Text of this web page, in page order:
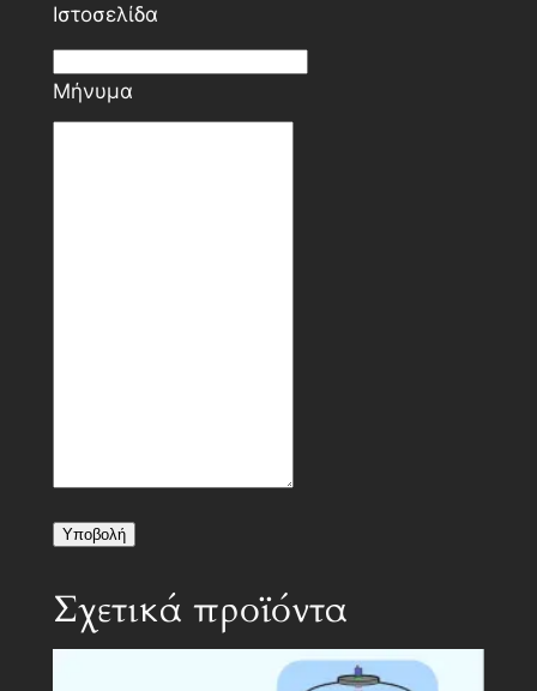
Ιστοσελίδα
Μήνυμα
Υποβολή
Σχετικά προϊόντα